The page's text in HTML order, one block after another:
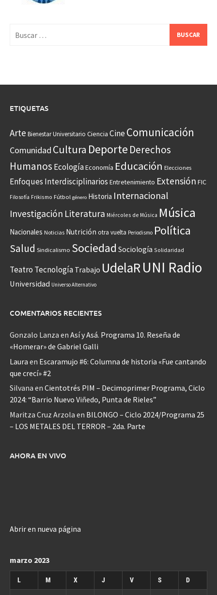
ETIQUETAS
Arte Bienestar Universitario Ciencia CineComunicación
Comunidad Cultura Deporte Derechos
Humanos EcologíaEconomía Educación Elecciones
Enfoques Interdisciplinarios Entretenimiento Extensión FIC
Filosofía Frikismo Fútbol género Historia Internacional
Investigación Literatura Miércoles de Música Música
Nacionales Noticias Nutrición otra vuelta Periodismo Política
Salud Sindicalismo Sociedad Sociología Solidaridad
Teatro Tecnología Trabajo UdelaRUNI Radio
Universidad Universo Alternativo
COMENTARIOS RECIENTES
Gonzalo Lanza en Así y Asá. Programa 10. Reseña de
«Homerar» de Gabriel Galli
Laura en Escaramujo #6: Columna de historia «Fue cantando
que crecí» #2
Silvana en Cientotrés PIM – Decimoprimer Programa, Ciclo
2024: “Barrio Nuevo Viñedo, Punta de Rieles”
Maritza Cruz Arzola en BILONGO – Ciclo 2024/Programa 25
– LOS METALES DEL TERROR – 2da. Parte
AHORA EN VIVO
Abrir en nueva página
marzo 2023
L M X J V S D